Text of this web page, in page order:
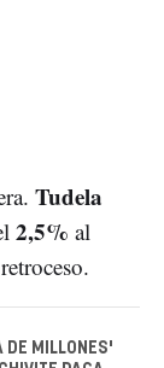
Tudela
2,5% al
DE MILLONES'